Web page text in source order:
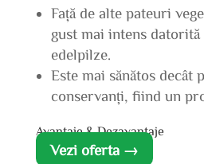
Față de alte pateuri
gust mai intens
edelpilze.
Este mai sănătos decât
conservanți, fiind un
Avantaje & Dezavantaje
Vezi oferta →